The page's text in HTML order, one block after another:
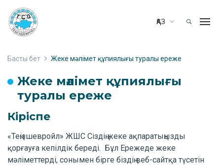
ҚАЗ
Басты бет Жеке мәлімет құпиялығы туралы ереже
Жеке мәлімет құпиялығы
туралы ереже
Кіріспе
«Теңізшевройл» ЖШС Сіздің жеке ақпаратыңызды
қорғауға кепілдік береді. Бұл Ережеде жеке
мәліметтерді, сонымен бірге біздің веб-сайтқа түсетін